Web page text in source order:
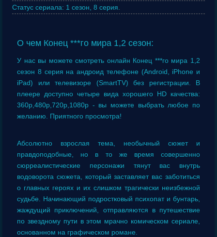
Статус сериала: 1 сезон, 8 серия.
О чем Конец ***го мира 1,2 сезон:
У нас вы можете смотреть онлайн Конец ***го мира 1,2
сезон 8 серия на андроид телефоне (Android, iPhone и
iPad) или телевизоре (SmartTV) без регистрации. В
плеере доступно четыре вида хорошего HD качества:
360p,480p,720p,1080p - вы можете выбрать любое по
желанию. Приятного просмотра!
Абсолютно взрослая тема, необычный сюжет и
правдоподобные, но в то же время совершенно
сюрреалистические персонажи тянут вас внутрь
водоворота сюжета, который заставляет вас заботиться
о главных героях и их слишком трагически неизбежной
судьбе. Начинающий подростковый психопат и бунтарь,
жаждущий приключений, отправляются в путешествие
по звездному пути в этом мрачно комическом сериале,
основанном на графическом романе.